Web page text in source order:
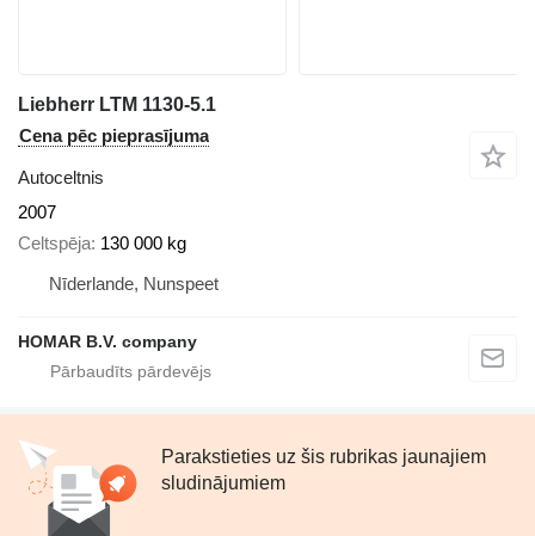
Liebherr LTM 1130-5.1
Cena pēc pieprasījuma
Autoceltnis
2007
Celtspēja 130 000 kg
Nīderlande, Nunspeet
HOMAR B.V. company
Parakstieties uz šis rubrikas jaunajiem
sludinājumiem